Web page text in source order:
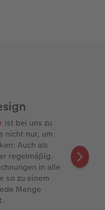
ist bei uns zu
nicht nur, um
Auch als
regelmäßig.
in alle
so zu einem
Menge